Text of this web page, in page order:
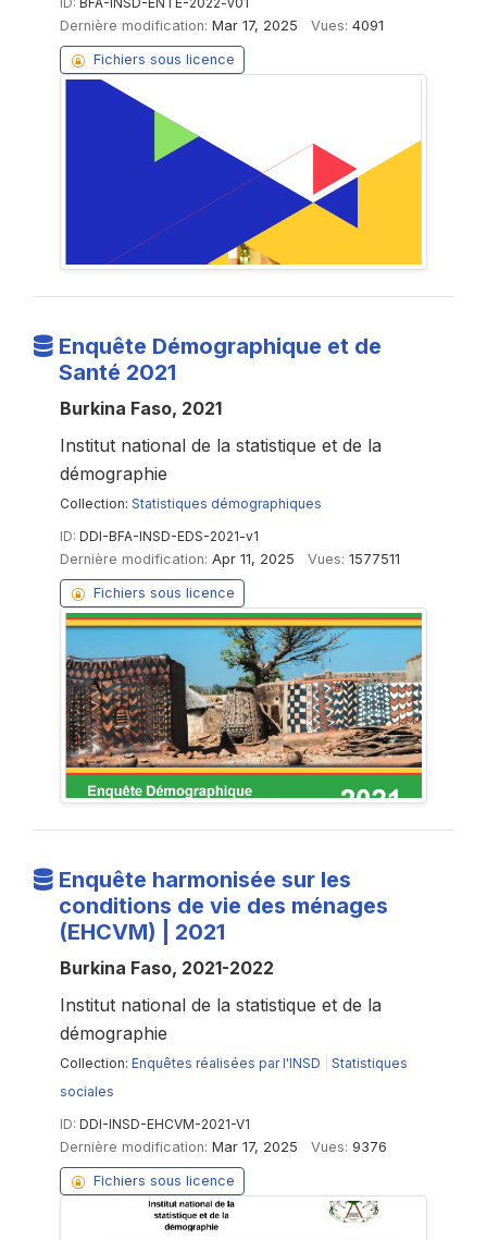
Dernière modification: Mar 17, 2025 Vues: 4091
Fichiers sous licence
Enquête Démographique et de
Santé 2021
Burkina Faso, 2021
Institut national de la statistique et de la
démographie
Collection: Statistiques démographiques
ID: DDI-BFA-INSD-EDS-2021-v1
Dernière modification: Apr 11, 2025 Vues: 1577511
Fichiers sous licence
Enquête harmonisée sur les
conditions de vie des ménages
(EHCVM) | 2021
Burkina Faso, 2021-2022
Institut national de la statistique et de la
démographie
Collection: Enquêtes réalisées par l'INSD
Statistiques
sociales
ID: DDI-INSD-EHCVM-2021-V1
Dernière modification: Mar 17, 2025 Vues: 9376
Fichiers sous licence